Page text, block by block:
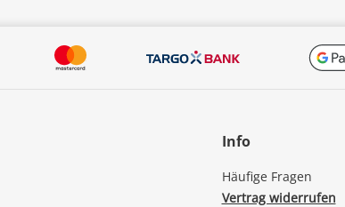
Info
Häufige Fragen
Vertrag widerrufen